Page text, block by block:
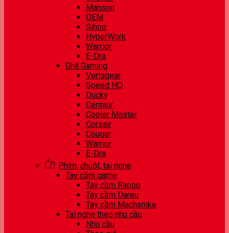
Manson
OEM
Sihoo
HyperWork
Warrior
E-Dra
Ghế Gaming
Vertagear
Speed HQ
Ducky
Centaur
Cooler Master
Corsair
Cougar
Warrior
E-Dra
Phím, chuột, tai nghe
Tay cầm game
Tay cầm Rapoo
Tay cầm Dareu
Tay cầm Machenike
Tai nghe theo nhu cầu
Nhu cầu